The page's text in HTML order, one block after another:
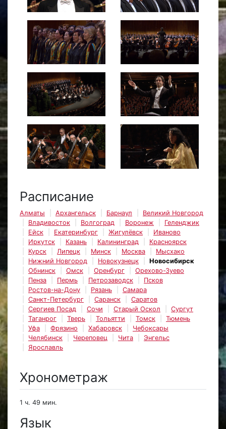
Расписание
Алматы Архангельск Барнаул
Великий Новгород
Владивосток
Волгоград Воронеж
Геленджик
Ейск
Екатеринбург Жигулёвск
Иваново
Иркутск
Казань Калининград
Красноярск
Курск
Липецк Минск Москва
Мысхако
Нижний Новгород
Новокузнецк
Новосибирск
Обнинск
Омск Оренбург
Орехово-Зуево
Пенза
Пермь Петрозаводск
Псков
Ростов-на-Дону
Рязань
Самара
Санкт-Петербург
Саранск
Саратов
Сергиев Посад
Сочи Старый Оскол
Сургут
Таганрог
Тверь Тольятти Томск
Тюмень
Уфа
Фрязино Хабаровск
Чебоксары
Челябинск
Череповец Чита
Энгельс
Ярославль
Хронометраж
1 ч. 49 мин.
Язык